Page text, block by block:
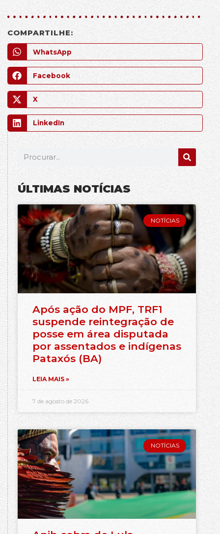
COMPARTILHE:
WhatsApp
Facebook
X
LinkedIn
ÚLTIMAS NOTÍCIAS
NOTÍCIAS
Após ação do MPF, TRF1
suspende reintegração de
posse em área disputada
por assentados e indígenas
Pataxós (BA)
LEIA MAIS »
7 de agosto de 2026
NOTÍCIAS